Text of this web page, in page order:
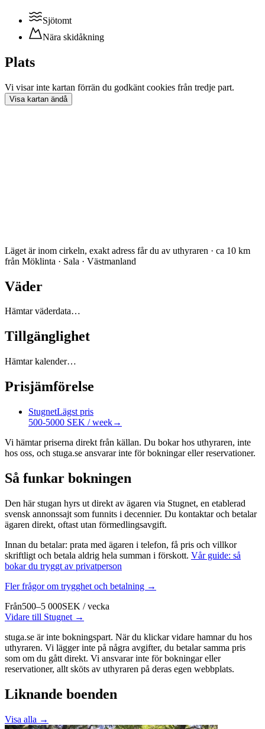
Sjötomt
Nära skidåkning
Plats
Vi visar inte kartan förrän du godkänt cookies från tredje part.
Visa kartan ändå
Läget är inom cirkeln, exakt adress får du av uthyraren · ca 10 km
från Möklinta · Sala · Västmanland
Väder
Hämtar väderdata…
Tillgänglighet
Hämtar kalender…
Prisjämförelse
StugnetLägst pris
500-5000 SEK / week→
Vi hämtar priserna direkt från källan. Du bokar hos uthyraren, inte
hos oss, och stuga.se ansvarar inte för bokningar eller reservationer.
Så funkar bokningen
Den här stugan hyrs ut direkt av ägaren via Stugnet, en etablerad
svensk annonssajt som funnits i decennier. Du kontaktar och betalar
ägaren direkt, oftast utan förmedlingsavgift.
Innan du betalar: prata med ägaren i telefon, få pris och villkor
skriftligt och betala aldrig hela summan i förskott. Vår guide: så
bokar du tryggt av privatperson
Fler frågor om trygghet och betalning →
Från500–5 000SEK /vecka
Vidare till Stugnet →
stuga.se är inte bokningspart. När du klickar vidare hamnar du hos
uthyraren. Vi lägger inte på några avgifter, du betalar samma pris
som om du gått direkt. Vi ansvarar inte för bokningar eller
reservationer, allt sköts av uthyraren på deras egen webbplats.
Liknande boenden
Visa alla →